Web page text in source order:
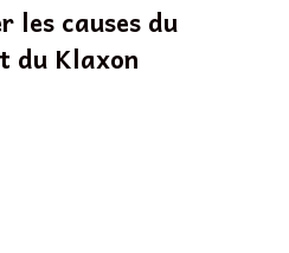
les causes du
du Klaxon